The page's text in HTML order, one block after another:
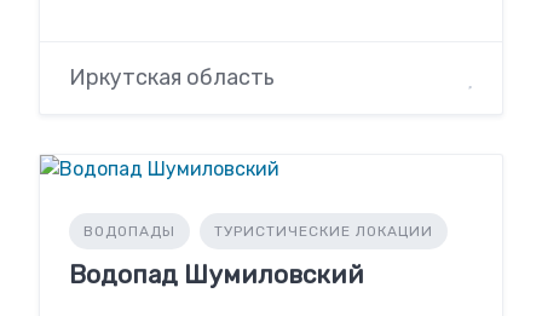
Иркутская область
ВОДОПАДЫ ТУРИСТИЧЕСКИЕ ЛОКАЦИИ
Водопад Шумиловский